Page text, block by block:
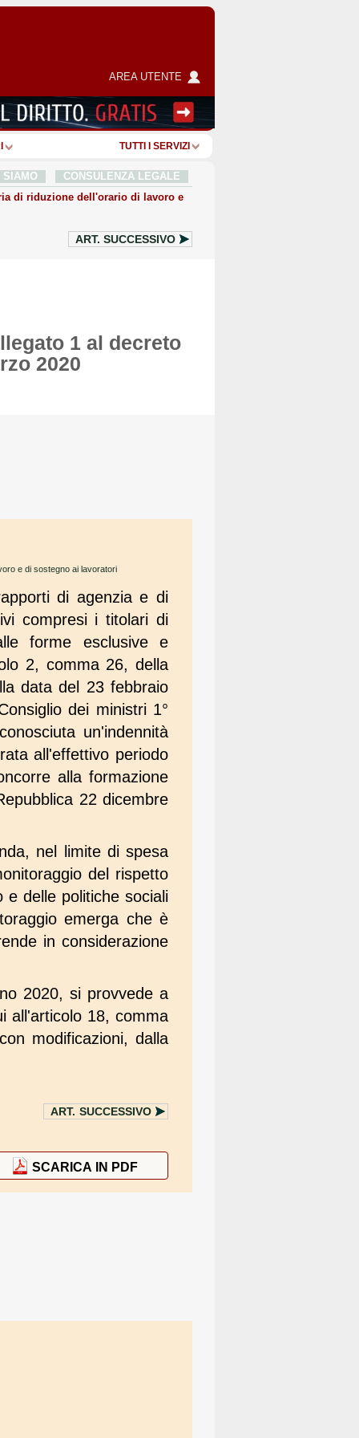
AREA UTENTE
TUTTI I SERVIZI
SIAMO
CONSULENZA LEGALE
di riduzione dell'orario di lavoro e
ART. SUCCESSIVO
1 al decreto
2020
e di sostegno ai lavoratori
di agenzia e di
compresi i titolari di
forme esclusive e
2, comma 26, della
data del 23 febbraio
dei ministri 1°
un'indennità
all'effettivo periodo
alla formazione
22 dicembre
nel limite di spesa
del rispetto
delle politiche sociali
emerga che è
in considerazione
2020, si provvede a
all'articolo 18, comma
modificazioni, dalla
ART. SUCCESSIVO
SCARICA IN PDF